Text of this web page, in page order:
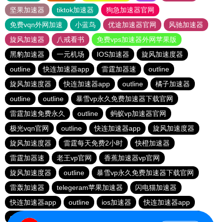
坚果加速器
tiktok加速器
狗急加速器官网
免费vqn外网加速
小蓝鸟 优途加速器官网
风驰加速器
旋风加速器
八戒看书
免费vps加速器外网苹果版
黑豹加速器
一元机场 IOS加速器
旋风加速度器
outline
快连加速器app 雷霆加器速
outline
旋风加速度器
快连加速器app outline
橘子加速器
outline
outline
暴雪vp永久免费加速器下载官网
雷霆加速免费永久
outline
蚂蚁vp加速器官网
极光vqn官网
outline 快连加速器app
旋风加速度器
旋风加速度器
雷霆每天免费2小时
快橙加速器
雷霆加器速
老王vp官网
香蕉加速器vp官网
旋风加速度器
outline
暴雪vp永久免费加速器下载官网
雷轰加速器
telegeram苹果加速器
闪电猫加速器
快连加速器app
outline ios加速器
快连加速器app
outline